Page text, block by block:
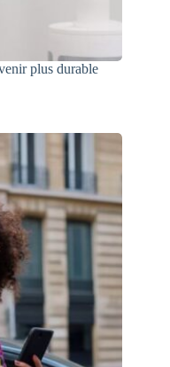
plus durable